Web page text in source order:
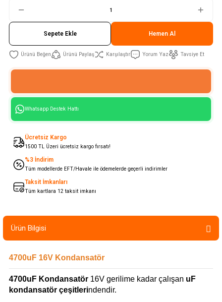
Sepete Ekle Hemen Al
Ürünü Paylaş Karşılaştır Yorum Yaz Tavsiye Et
Whatsapp Destek Hattı
Ücretsiz Kargo
1500 TL Üzeri ücretsiz kargo fırsatı!
%3 İndirim
Tüm modellerde EFT/Havale ile ödemelerde geçerli indirimler
Taksit İmkanları
Tüm kartlara 12 taksit imkanı
Ürün Bilgisi
4700uF 16V Kondansatör
4700uF Kondansatör 16V gerilime kadar çalışan uF
kondansatör çeşitlerindendir.